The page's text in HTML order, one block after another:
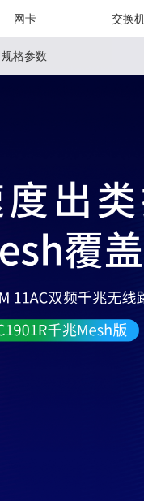
网卡 交换
规格参数